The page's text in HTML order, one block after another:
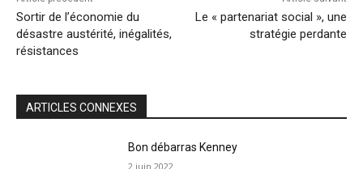
Sortir de l’économie du
désastre austérité, inégalités,
résistances
Le « partenariat social », une
stratégie perdante
ARTICLES CONNEXES
Bon débarras Kenney
2 juin 2022